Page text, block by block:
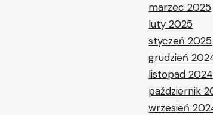
marzec 2025
luty 2025
styczeń 2025
grudzień
listopad 2024
październik
wrzesień